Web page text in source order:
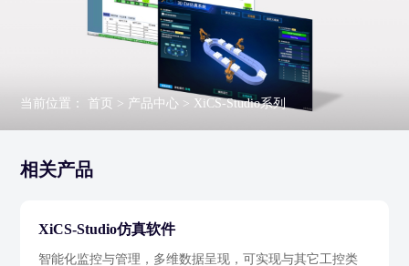
当前位置：首页 > 产品中心 > XiCS-Studio系列
相关产品
XiCS-Studio仿真软件
智能化监控与管理，多维数据呈现，可实现与其它工控类